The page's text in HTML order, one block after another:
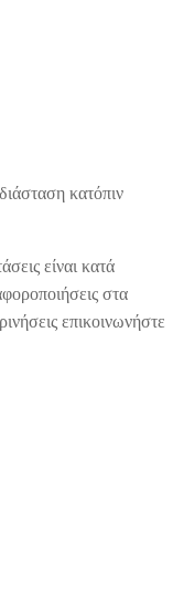
κατόπιν
είναι κατά
στα
επικοινωνήστε